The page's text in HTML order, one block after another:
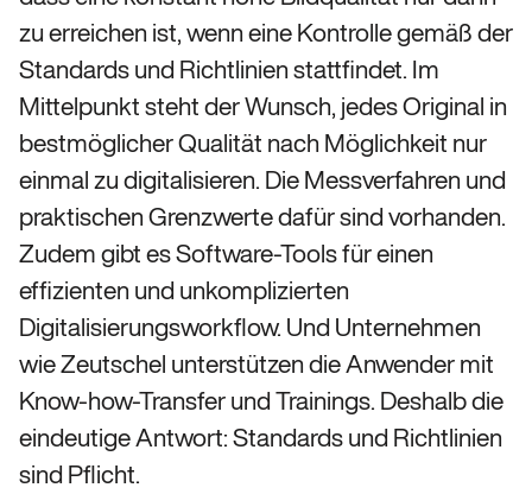
zu erreichen ist, wenn eine Kontrolle gemäß der
Standards und Richtlinien stattfindet. Im
Mittelpunkt steht der Wunsch, jedes Original in
bestmöglicher Qualität nach Möglichkeit nur
einmal zu digitalisieren. Die Messverfahren und
praktischen Grenzwerte dafür sind vorhanden.
Zudem gibt es Software-Tools für einen
effizienten und unkomplizierten
Digitalisierungsworkflow. Und Unternehmen
wie Zeutschel unterstützen die Anwender mit
Know-how-Transfer und Trainings. Deshalb die
eindeutige Antwort: Standards und Richtlinien
sind Pflicht.